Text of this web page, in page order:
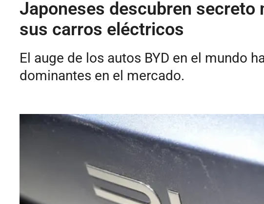
Japoneses descubren secreto
sus carros eléctricos
El auge de los autos BYD en el mundo
dominantes en el mercado.